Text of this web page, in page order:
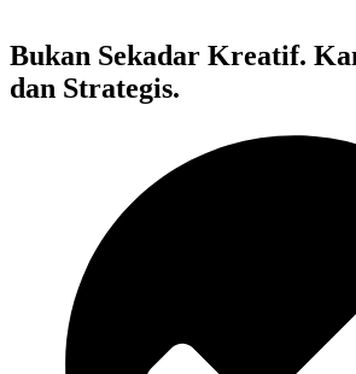
Bukan Sekadar Kreatif.
dan Strategis.